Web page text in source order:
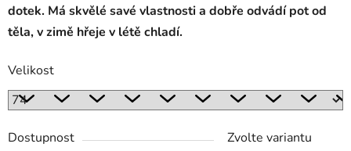
dotek. Má skvělé savé vlastnosti a dobře odvádí pot od
těla, v zimě hřeje v létě chladí.
Velikost
Dostupnost
Zvolte variantu